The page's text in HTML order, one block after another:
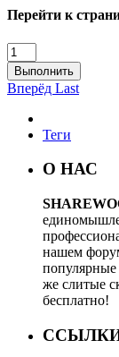
Перейти к
Выполнить
Вперёд Last
Теги
О НАС
нашем
же слитые
бесплатно!